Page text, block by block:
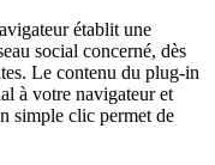
établit une
social concerné, dès
Le contenu du plug-in
à votre navigateur et
simple clic permet de